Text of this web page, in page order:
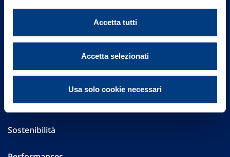
Accetta tutti
Accetta selezionati
Usa solo cookie necessari
Part. IVA 01329510158
FAQ
Altre informazioni
Sostenibilità